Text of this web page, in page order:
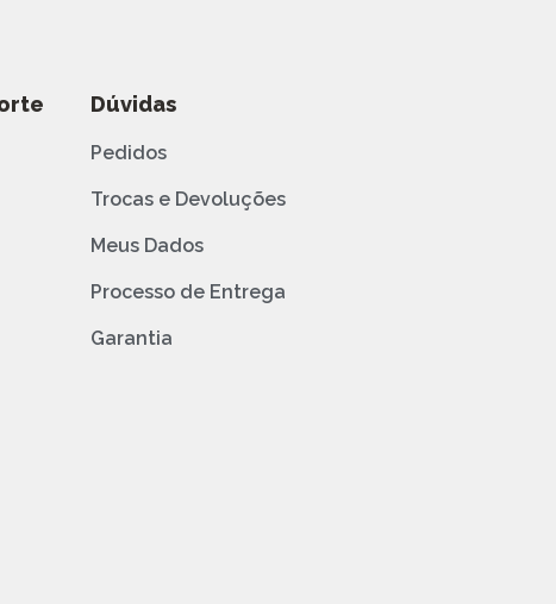
Dúvidas
Pedidos
Trocas e Devoluções
Meus Dados
Processo de Entrega
Garantia